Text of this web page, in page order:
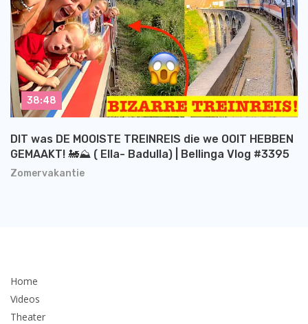
Zomervakantie
DIT was DE MOOISTE TREINREIS die we OOIT HEBBEN
GEMAAKT! 🚂⛰️ ( Ella- Badulla) | Bellinga Vlog #3395
38:48
Home
Videos
Theater